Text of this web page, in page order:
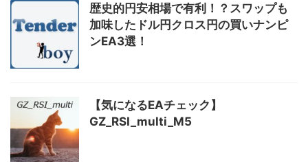
歴史的円安相場で有利！？スワップも
加味したドル円クロス円の買いナンピ
ンEA3選！
【気になるEAチェック】
GZ_RSI_multi_M5